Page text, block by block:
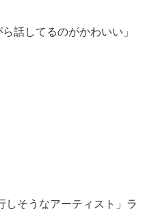
話してるのがかわいい」
しそうなアーティスト」ラ